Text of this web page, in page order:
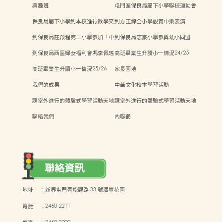
興趣班
屯門區保良局屬下小學聯校運動會
保良局屬下小學到本校進行數學交到方王錦全小學觀賞中樂表演
到保良局莊啟程第二小學參加「中到保良局志豪小學參與幼小同盟
到保良局西區婦女福利會馮李佩瑤高班畢業生升讀小一情況24/25
高班畢業生升讀小一情況25/26
家長園地
我們的成果
中華文化校本學習活動
課室外進行的體驗式學習活動天地課室外進行的體驗式學習活動天地
聯絡我們
內聯網
聯絡資訊
地址 :新界屯門青松觀路 33 號澤豐花園
電話 :2460 2211